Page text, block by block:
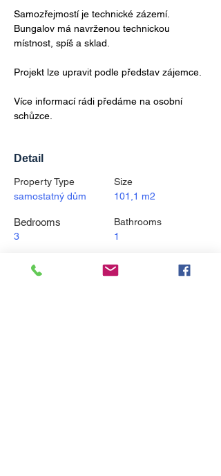
Samozřejmostí je technické zázemí.
Bungalov má navrženou technickou
místnost, spíš a sklad.
Projekt lze upravit podle představ zájemce.
Více informací rádi předáme na osobní
schůzce.
Detail
Property Type
samostatný dům
Bedrooms
3
Size
101,1 m2
Bathrooms
1
1